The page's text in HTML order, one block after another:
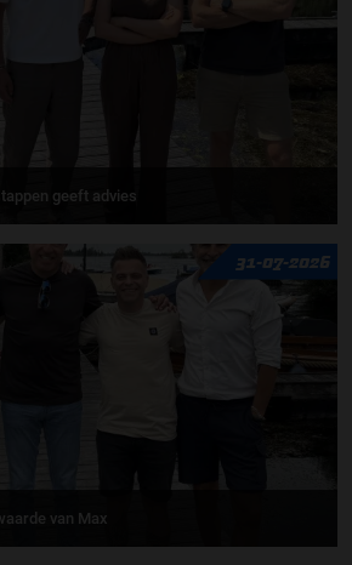
geeft advies
31-07-2026
van Max